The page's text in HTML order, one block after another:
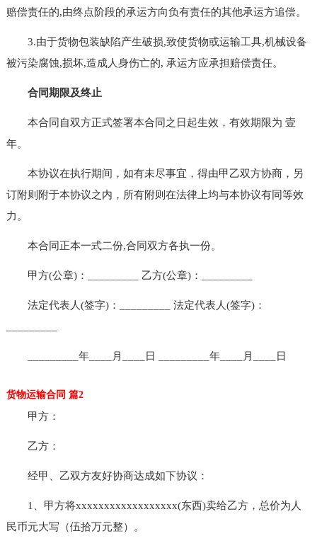
赔偿责任的,由终点阶段的承运方向负有责任的其他承运方追偿。
3.由于货物包装缺陷产生破损,致使货物或运输工具,机械设备
被污染腐蚀,损坏,造成人身伤亡的, 承运方应承担赔偿责任。
合同期限及终止
本合同自双方正式签署本合同之日起生效，有效期限为 壹
年。
本协议在执行期间，如有未尽事宜，得由甲乙双方协商，另
订附则附于本协议之内，所有附则在法律上均与本协议有同等效
力。
本合同正本一式二份,合同双方各执一份。
甲方(公章)：_________ 乙方(公章)：_________
法定代表人(签字)：_________ 法定代表人(签字)：
_________年____月____日 _________年____月____日
货物运输合同 篇2
甲方：
乙方：
经甲、乙双方友好协商达成如下协议：
1、甲方将xxxxxxxxxxxxxxxxxx(东西)卖给乙方，总价为人
民币元大写（伍拾万元整）。